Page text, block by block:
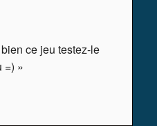
ce jeu testez-le
=) »